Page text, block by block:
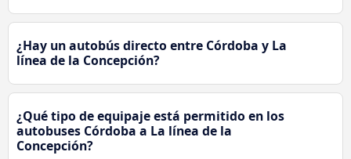
¿Hay un autobús directo entre Córdoba y La
línea de la Concepción?
¿Qué tipo de equipaje está permitido en los
autobuses Córdoba a La línea de la
Concepción?